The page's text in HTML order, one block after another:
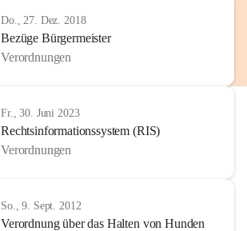
Do., 27. Dez. 2018
Bezüge Bürgermeister
Verordnungen
Fr., 30. Juni 2023
Rechtsinformationssystem (RIS)
Verordnungen
So., 9. Sept. 2012
Verordnung über das Halten von Hunden